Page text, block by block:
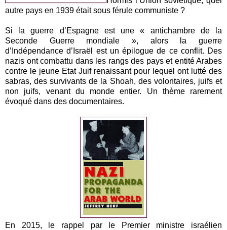
autre pays en 1939 était sous férule communiste ?
Si la guerre d’Espagne est une « antichambre de la
Seconde Guerre mondiale », alors la guerre
d’Indépendance d’Israël est un épilogue de ce conflit. Des
nazis ont combattu dans les rangs des pays et entité Arabes
contre le jeune Etat Juif renaissant pour lequel ont lutté des
sabras, des survivants de la Shoah, des volontaires, juifs et
non juifs, venant du monde entier. Un thème rarement
évoqué dans des documentaires.
En 2015, le rappel par le Premier ministre israélien